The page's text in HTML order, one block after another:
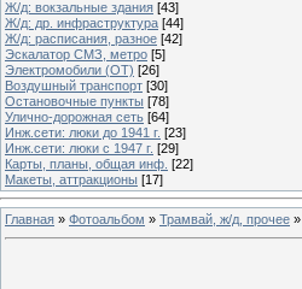
Ж/д: вокзальные здания [43]
Ж/д: др. инфраструктура [44]
Ж/д: расписания, разное [42]
Эскалатор СМЗ, метро [5]
Электромобили (ОТ) [26]
Воздушный транспорт [30]
Остановочные пункты [78]
Улично-дорожная сеть [64]
Инж.сети: люки до 1941 г. [23]
Инж.сети: люки с 1947 г. [29]
Карты, планы, общая инф. [22]
Макеты, аттракционы [17]
Главная » Фотоальбом » Трамвай, ж/д, прочее »